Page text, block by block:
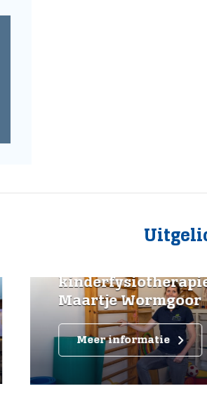
kinderfysiotherapie
Maartje Wormgoor
Meer informatie